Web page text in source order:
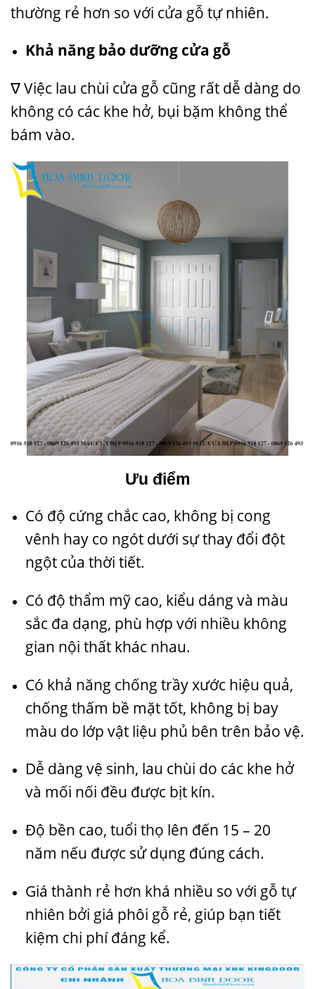
thường rẻ hơn so với cửa gỗ tự nhiên.
Khả năng bảo dưỡng cửa gỗ
∇ Việc lau chùi cửa gỗ cũng rất dễ dàng do
không có các khe hở, bụi bặm không thể
bám vào.
Ưu điểm
Có độ cứng chắc cao, không bị cong
vênh hay co ngót dưới sự thay đổi đột
ngột của thời tiết.
Có độ thẩm mỹ cao, kiểu dáng và màu
sắc đa dạng, phù hợp với nhiều không
gian nội thất khác nhau.
Có khả năng chống trầy xước hiệu quả,
chống thấm bề mặt tốt, không bị bay
màu do lớp vật liệu phủ bên trên bảo vệ.
Dễ dàng vệ sinh, lau chùi do các khe hở
và mối nối đều được bịt kín.
Độ bền cao, tuổi thọ lên đến 15 – 20
năm nếu được sử dụng đúng cách.
Giá thành rẻ hơn khá nhiều so với gỗ tự
nhiên bởi giá phôi gỗ rẻ, giúp bạn tiết
kiệm chi phí đáng kể.